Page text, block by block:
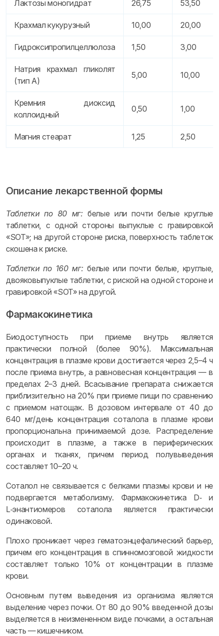
Лактозы моногидрат 26,75 53,50
Крахмал кукурузный 10,00 20,00
Гидроксипропилцеллюлоза 1,50 3,00
Натрия крахмал гликолят
(тип А)
5,00 10,00
Кремния диоксид
коллоидный
0,50 1,00
Магния стеарат 1,25 2,50
Описание лекарственной формы
Таблетки по 80 мг:белые или почти белые круглые
таблетки, с одной стороны выпуклые с гравировкой
«SOT»; на другой стороне риска, поверхность таблеток
скошена к риске.
Таблетки по 160 мг:белые или почти белые, круглые,
двояковыпуклые таблетки, с риской на одной стороне и
гравировкой «SOT» на другой.
Фармакокинетика
Биодоступность при приеме внутрь является
практически полной (более 90%). Максимальная
концентрация в плазме крови достигается через 2,5–4 ч
после приема внутрь, а равновесная концентрация — в
пределах 2–3 дней. Всасывание препарата снижается
приблизительно на 20% при приеме пищи по сравнению
с приемом натощак. В дозовом интервале от 40 до
640 мг/день концентрация соталола в плазме крови
пропорциональна принимаемой дозе. Распределение
происходит в плазме, а также в периферических
органах и тканях, причем период полувыведения
составляет 10–20 ч.
Соталол не связывается с белками плазмы крови и не
подвергается метаболизму. Фармакокинетика D‑ и
L‑энантиомеров соталола является практически
одинаковой.
Плохо проникает через гематоэнцефалический барьер,
причем его концентрация в спинномозговой жидкости
составляет только 10% от концентрации в плазме
крови.
Основным путем выведения из организма является
выделение через почки. От 80 до 90% введенной дозы
выделяется в неизмененном виде почками, а остальная
часть — кишечником.